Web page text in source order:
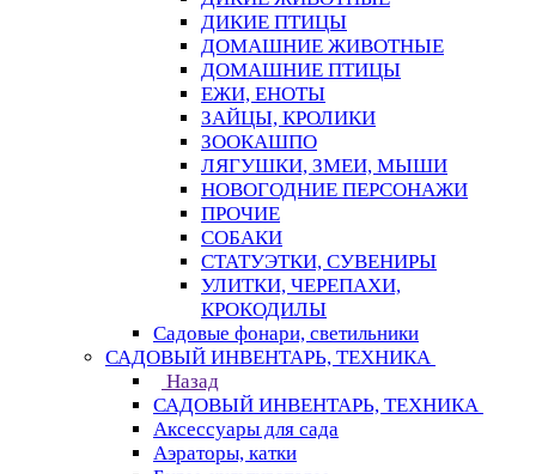
ДИКИЕ ПТИЦЫ
ДОМАШНИЕ ЖИВОТНЫЕ
ДОМАШНИЕ ПТИЦЫ
ЕЖИ, ЕНОТЫ
ЗАЙЦЫ, КРОЛИКИ
ЗООКАШПО
ЛЯГУШКИ, ЗМЕИ, МЫШИ
НОВОГОДНИЕ ПЕРСОНАЖИ
ПРОЧИЕ
СОБАКИ
СТАТУЭТКИ, СУВЕНИРЫ
УЛИТКИ, ЧЕРЕПАХИ,
КРОКОДИЛЫ
Садовые фонари, светильники
САДОВЫЙ ИНВЕНТАРЬ, ТЕХНИКА
Назад
САДОВЫЙ ИНВЕНТАРЬ, ТЕХНИКА
Аксессуары для сада
Аэраторы, катки